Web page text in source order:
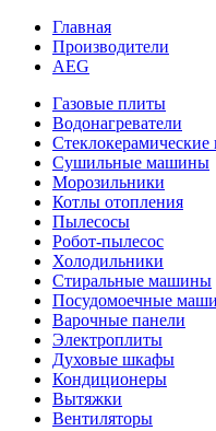
Главная
Производители
AEG
Газовые плиты
Водонагреватели
Сушильные машины
Морозильники
Котлы отопления
Пылесосы
Робот-пылесос
Холодильники
Стиральные машины
Посудомоечные
Варочные панели
Электроплиты
Духовые шкафы
Кондиционеры
Вытяжки
Вентиляторы